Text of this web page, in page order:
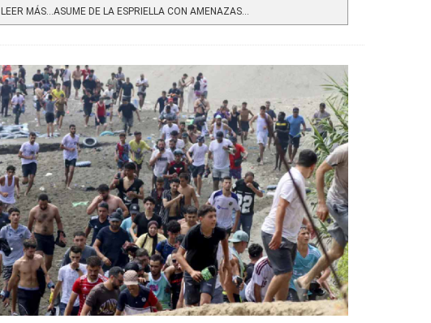
LEER MÁS…ASUME DE LA ESPRIELLA CON AMENAZAS...